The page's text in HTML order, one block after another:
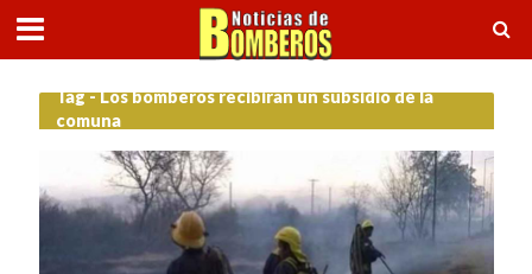
Tag - Los bomberos recibirán un subsidio de la
comuna